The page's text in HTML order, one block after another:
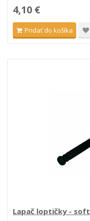
4,10 €
Pridať do košíka
Lapač loptičky - soft